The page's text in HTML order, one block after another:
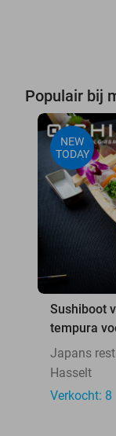
Populair bij
NEW
TODAY
Sushiboot
tempura
Japans
Hasselt
Verkocht: 8